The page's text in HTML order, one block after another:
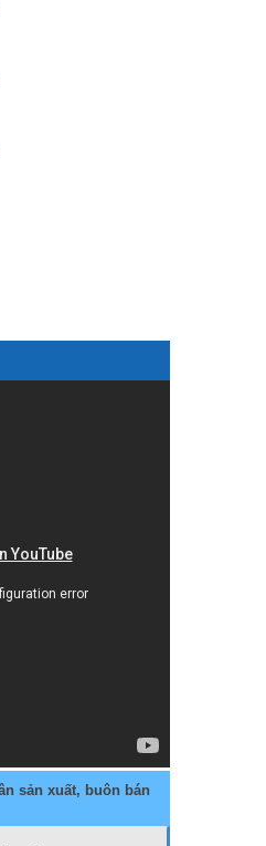
sản xuất, buôn bán